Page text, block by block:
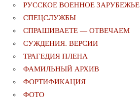
РУССКОЕ ВОЕННОЕ ЗАРУБЕЖЬЕ
СПЕЦСЛУЖБЫ
СПРАШИВАЕТЕ — ОТВЕЧАЕМ
СУЖДЕНИЯ. ВЕРСИИ
ТРАГЕДИЯ ПЛЕНА
ФАМИЛЬНЫЙ АРХИВ
ФОРТИФИКАЦИЯ
ФОТО